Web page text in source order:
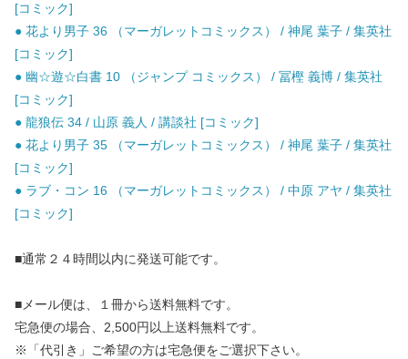
[コミック]
● 花より男子 36 （マーガレットコミックス） / 神尾 葉子 / 集英社
[コミック]
● 幽☆遊☆白書 10 （ジャンプ コミックス） / 冨樫 義博 / 集英社
[コミック]
● 龍狼伝 34 / 山原 義人 / 講談社 [コミック]
● 花より男子 35 （マーガレットコミックス） / 神尾 葉子 / 集英社
[コミック]
● ラブ・コン 16 （マーガレットコミックス） / 中原 アヤ / 集英社
[コミック]
■通常２４時間以内に発送可能です。
■メール便は、１冊から送料無料です。
宅急便の場合、2,500円以上送料無料です。
※「代引き」ご希望の方は宅急便をご選択下さい。